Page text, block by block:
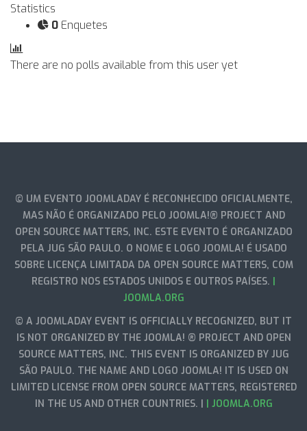
Statistics
0 Enquetes
There are no polls available from this user yet
© UM EVENTO JOOMLADAY É RECONHECIDO OFICIALMENTE,
MAS NÃO É ORGANIZADO PELO JOOMLA!® PROJECT AND
OPEN SOURCE MATTERS, INC. ESTE EVENTO É ORGANIZADO
PELA JUG SÃO PAULO. O NOME E LOGO JOOMLA! É USADO
SOBRE LICENÇA LIMITADA DA OPEN SOURCE MATTERS, COM
REGISTRO NOS ESTADOS UNIDOS E OUTROS PAÍSES. |
JOOMLA.ORG
© A JOOMLADAY EVENT IS OFFICIALLY RECOGNIZED, BUT IT
IS NOT ORGANIZED BY THE JOOMLA! ® PROJECT AND OPEN
SOURCE MATTERS, INC. THIS EVENT IS ORGANIZED BY JUG
SÃO PAULO. THE NAME AND LOGO JOOMLA! IT IS USED ON
LIMITED LICENSE FROM OPEN SOURCE MATTERS, REGISTERED
IN THE US AND OTHER COUNTRIES. | | JOOMLA.ORG